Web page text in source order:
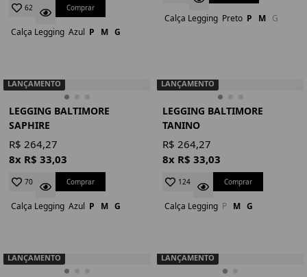
62 Comprar
Calça Legging Azul P M G
Calça Legging Preto P M G
LANÇAMENTO
LEGGING BALTIMORE
SAPHIRE
R$ 264,27
8x R$ 33,03
70 Comprar
Calça Legging Azul P M G
LANÇAMENTO
LEGGING BALTIMORE
TANINO
R$ 264,27
8x R$ 33,03
124 Comprar
Calça Legging P M G
LANÇAMENTO LANÇAMENTO